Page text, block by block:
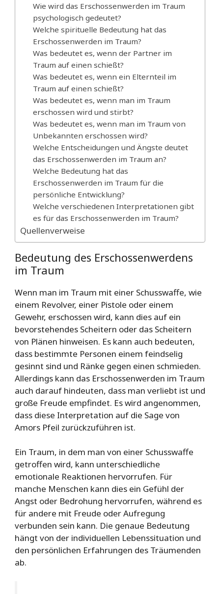
Wie wird das Erschossenwerden im Traum
psychologisch gedeutet?
Welche spirituelle Bedeutung hat das
Erschossenwerden im Traum?
Was bedeutet es, wenn der Partner im
Traum auf einen schießt?
Was bedeutet es, wenn ein Elternteil im
Traum auf einen schießt?
Was bedeutet es, wenn man im Traum
erschossen wird und stirbt?
Was bedeutet es, wenn man im Traum von
Unbekannten erschossen wird?
Welche Entscheidungen und Ängste deutet
das Erschossenwerden im Traum an?
Welche Bedeutung hat das
Erschossenwerden im Traum für die
persönliche Entwicklung?
Welche verschiedenen Interpretationen gibt
es für das Erschossenwerden im Traum?
Quellenverweise
Bedeutung des Erschossenwerdens
im Traum
Wenn man im Traum mit einer Schusswaffe, wie
einem Revolver, einer Pistole oder einem
Gewehr, erschossen wird, kann dies auf ein
bevorstehendes Scheitern oder das Scheitern
von Plänen hinweisen. Es kann auch bedeuten,
dass bestimmte Personen einem feindselig
gesinnt sind und Ränke gegen einen schmieden.
Allerdings kann das Erschossenwerden im Traum
auch darauf hindeuten, dass man verliebt ist und
große Freude empfindet. Es wird angenommen,
dass diese Interpretation auf die Sage von
Amors Pfeil zurückzuführen ist.
Ein Traum, in dem man von einer Schusswaffe
getroffen wird, kann unterschiedliche
emotionale Reaktionen hervorrufen. Für
manche Menschen kann dies ein Gefühl der
Angst oder Bedrohung hervorrufen, während es
für andere mit Freude oder Aufregung
verbunden sein kann. Die genaue Bedeutung
hängt von der individuellen Lebenssituation und
den persönlichen Erfahrungen des Träumenden
ab.